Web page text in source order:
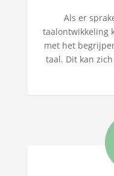
Als er
taalontwikkeling
met het
taal. Dit kan